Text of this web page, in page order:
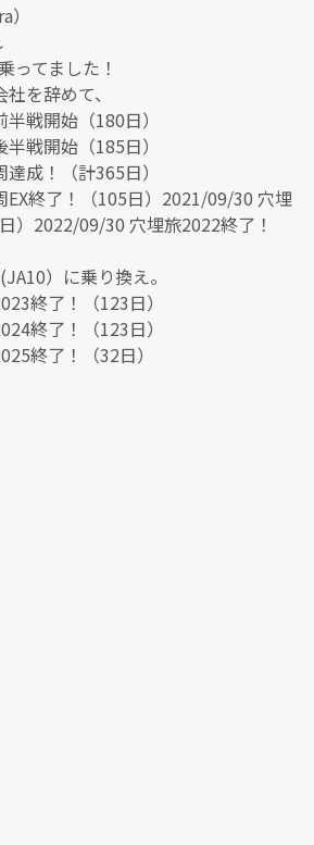
ってました！
を辞めて、
戦開始（180日）
戦開始（185日）
成！（計365日）
終了！（105日）2021/09/30 穴埋
）2022/09/30 穴埋旅2022終了！
）に乗り換え。
終了！（123日）
終了！（123日）
終了！（32日）